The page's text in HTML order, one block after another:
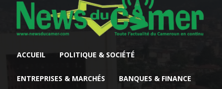
ACCUEIL POLITIQUE & SOCIÉTÉ
ENTREPRISES & MARCHÉS BANQUES & FINANCE